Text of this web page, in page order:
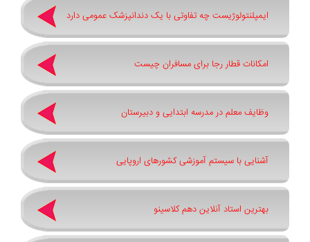
ایمپلنتولوژیست چه تفاوتی با یک دندانپزشک عمومی دارد
امکانات قطار رجا برای مسافران چیست
وظایف معلم در مدرسه ابتدایی و دبیرستان
آشنایی با سیستم آموزشی کشورهای اروپایی
بهترین استاد آنلاین دهم کلاسینو